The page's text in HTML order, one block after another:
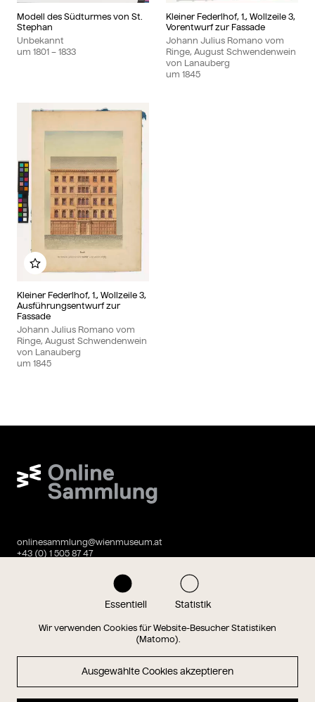
Essentiell Statistik
Wir verwenden Cookies für Website-Besucher Statistiken
(Matomo).
Ausgewählte Cookies akzeptieren
Modell des Südturmes von St.
Stephan
Unbekannt
um 1801 – 1833
Kleiner Federlhof, 1., Wollzeile 3,
Vorentwurf zur Fassade
Johann Julius Romano vom
Ringe, August Schwendenwein
von Lanauberg
um 1845
Kleiner Federlhof, 1., Wollzeile 3,
Ausführungsentwurf zur
Fassade
Johann Julius Romano vom
Ringe, August Schwendenwein
von Lanauberg
um 1845
Zu meinem Album hinzufügen
Wien Museum Online Sammlung
onlinesammlung@wienmuseum.at
+43 (0) 1 505 87 47
Datenschutz Impressum